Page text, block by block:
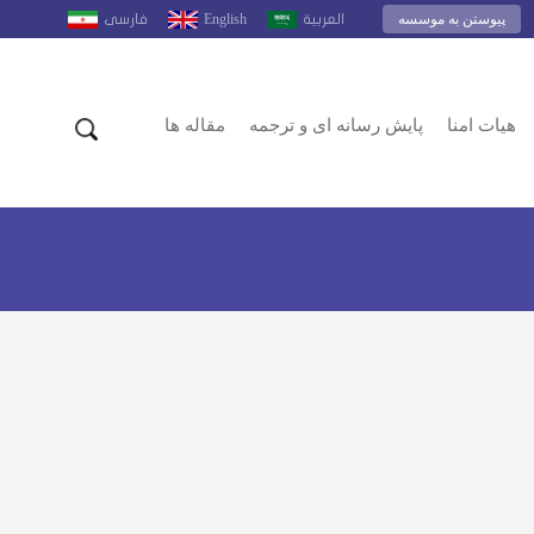
العربية English فارسى پیوستن به موسسه
هیات امنا پایش رسانه ای و ترجمه مقاله ها